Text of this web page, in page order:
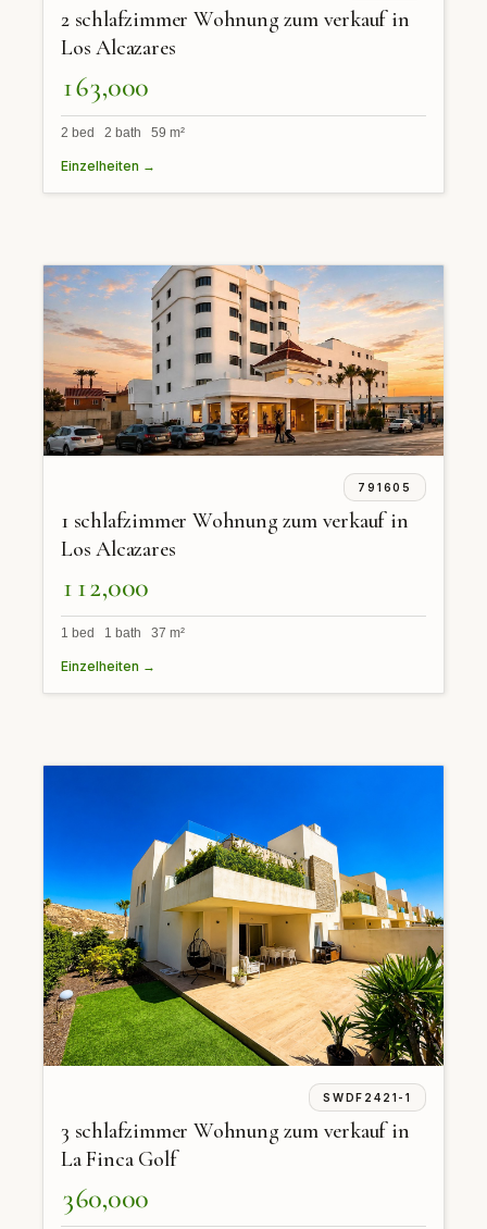
2 schlafzimmer Wohnung zum verkauf in
Los Alcazares
163,000
2 bed 2 bath 59 m²
Einzelheiten →
791605
1 schlafzimmer Wohnung zum verkauf in
Los Alcazares
112,000
1 bed 1 bath 37 m²
Einzelheiten →
SWDF2421-1
3 schlafzimmer Wohnung zum verkauf in
La Finca Golf
360,000